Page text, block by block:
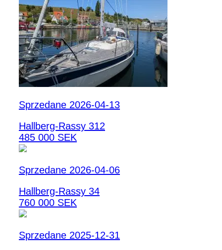
Sprzedane 2026-04-13
Hallberg-Rassy 312
485 000 SEK
Sprzedane 2026-04-06
Hallberg-Rassy 34
760 000 SEK
Sprzedane 2025-12-31